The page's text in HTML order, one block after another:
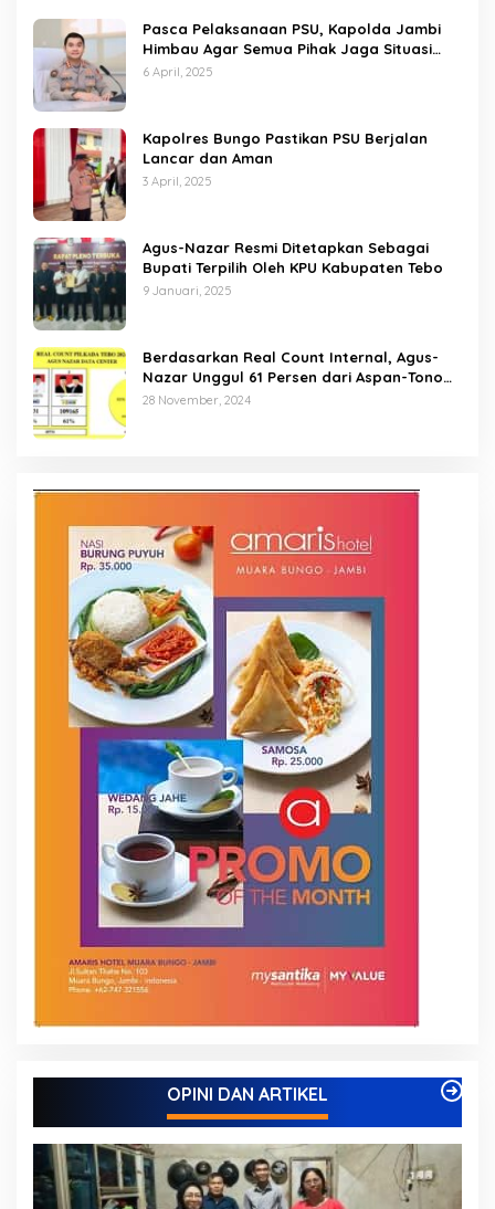
Pasca Pelaksanaan PSU, Kapolda Jambi
Himbau Agar Semua Pihak Jaga Situasi
Kamtibmas
6 April, 2025
Kapolres Bungo Pastikan PSU Berjalan
Lancar dan Aman
3 April, 2025
Agus-Nazar Resmi Ditetapkan Sebagai
Bupati Terpilih Oleh KPU Kabupaten Tebo
9 Januari, 2025
Berdasarkan Real Count Internal, Agus-
Nazar Unggul 61 Persen dari Aspan-Tono
Hanya 39 Persen
28 November, 2024
OPINI DAN ARTIKEL